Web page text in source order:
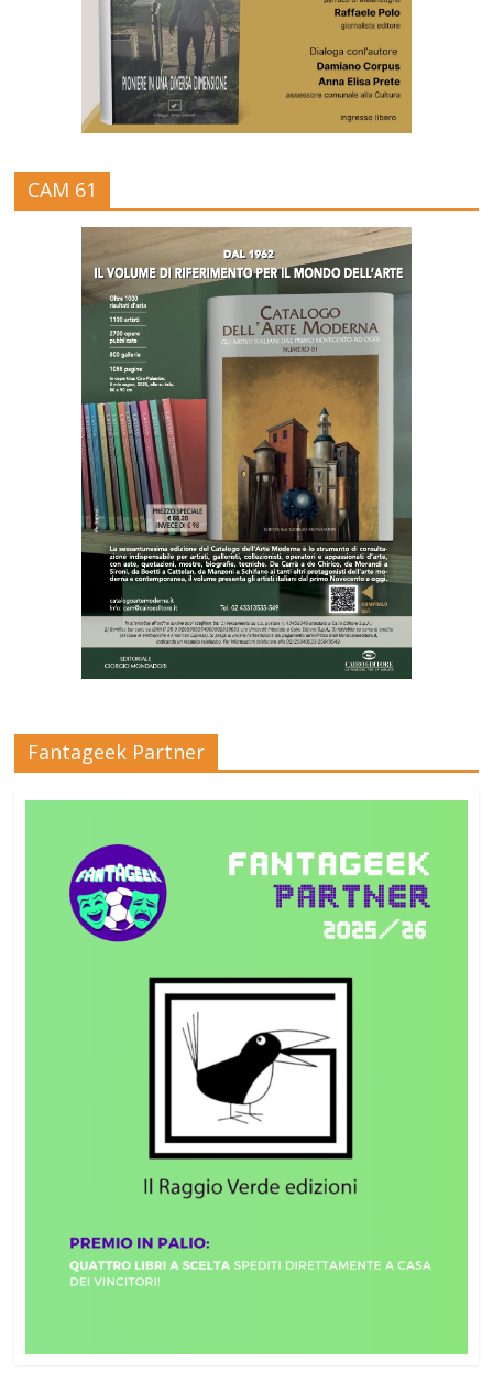
CAM 61
Fantageek Partner